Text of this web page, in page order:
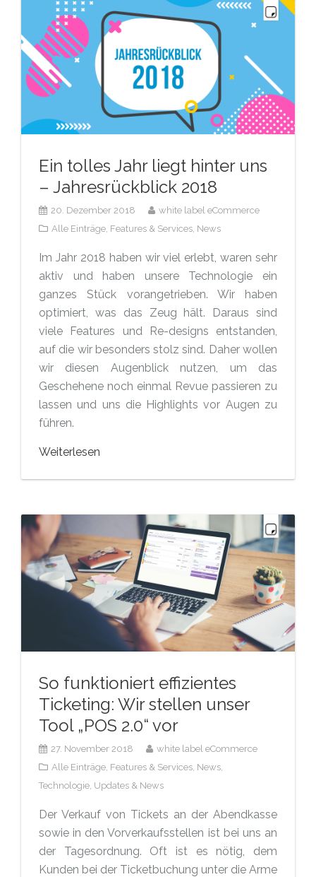
Ein tolles Jahr liegt hinter uns
– Jahresrückblick 2018
20. Dezember 2018
white label eCommerce
Alle Einträge, Features & Services, News
Im Jahr 2018 haben wir viel erlebt, waren sehr
aktiv und haben unsere Technologie ein
ganzes Stück vorangetrieben. Wir haben
optimiert, was das Zeug hält. Daraus sind
viele Features und Re-designs entstanden,
auf die wir besonders stolz sind. Daher wollen
wir diesen Augenblick nutzen, um das
Geschehene noch einmal Revue passieren zu
lassen und uns die Highlights vor Augen zu
führen.
Weiterlesen
So funktioniert effizientes
Ticketing: Wir stellen unser
Tool „POS 2.0“ vor
27. November 2018
white label eCommerce
Alle Einträge, Features & Services, News,
Technologie, Updates & News
Der Verkauf von Tickets an der Abendkasse
sowie in den Vorverkaufsstellen ist bei uns an
der Tagesordnung. Oft ist es nötig, dem
Kunden bei der Ticketbuchung unter die Arme